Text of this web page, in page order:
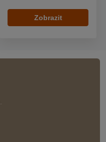
Zobrazit